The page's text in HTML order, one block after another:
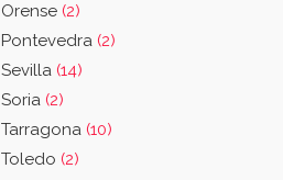
Orense (2)
Pontevedra (2)
Sevilla (14)
Soria (2)
Tarragona (10)
Toledo (2)